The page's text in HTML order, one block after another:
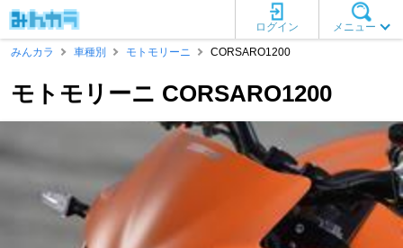
メニュー
ログイン
みんカラ
車種別 モトモリーニ CORSARO1200
モトモリーニ CORSARO1200